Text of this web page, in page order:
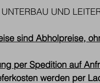
UND
sind Abholpreise,
per Spedition auf
werden per